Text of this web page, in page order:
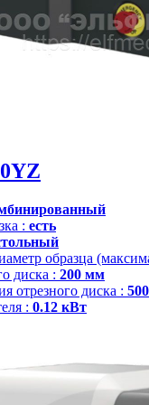
: есть
образца
диска : 200 мм
отрезного диска :
: 0.12 кВт